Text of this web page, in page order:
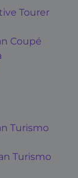
Tourer
Coupé
Turismo
Turismo